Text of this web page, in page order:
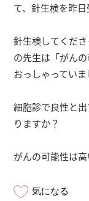
て、針生検を昨日
針生検してくだ
の先生は「がん
おっしゃっていま
細胞診で良性と
りますか？
がんの可能性は高
気になる